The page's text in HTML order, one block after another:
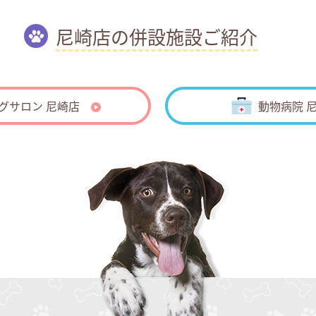
尼崎店の併設施設ご紹介
サロン 尼崎店 動物病院